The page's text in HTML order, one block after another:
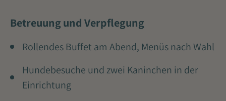
Betreuung und Verpflegung
Rollendes Buffet am Abend, Menüs nach Wahl
Hundebesuche und zwei Kaninchen in der
Einrichtung